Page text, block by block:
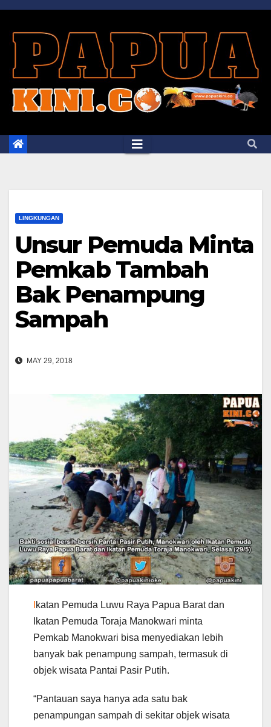
Skip
content
LINGKUNGAN
Unsur Pemuda Minta
Pemkab Tambah
Bak Penampung
Sampah
MAY 29, 2018
katan Pemuda Luwu Raya Papua Barat dan
Ikatan Pemuda Toraja Manokwari minta
Pemkab Manokwari bisa menyediakan lebih
banyak bak penampung sampah, termasuk di
objek wisata Pantai Pasir Putih.
“Pantauan saya hanya ada satu bak
penampungan sampah di sekitar objek wisata